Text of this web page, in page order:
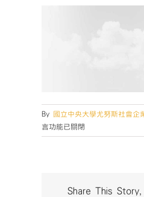
By 國立中央大學尤努斯社會企
言功能已關閉
Share This